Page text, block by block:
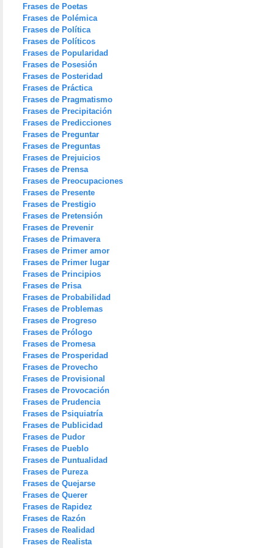
Frases de Poetas
Frases de Polémica
Frases de Política
Frases de Políticos
Frases de Popularidad
Frases de Posesión
Frases de Posteridad
Frases de Práctica
Frases de Pragmatismo
Frases de Precipitación
Frases de Predicciones
Frases de Preguntar
Frases de Preguntas
Frases de Prejuicios
Frases de Prensa
Frases de Preocupaciones
Frases de Presente
Frases de Prestigio
Frases de Pretensión
Frases de Prevenir
Frases de Primavera
Frases de Primer amor
Frases de Primer lugar
Frases de Principios
Frases de Prisa
Frases de Probabilidad
Frases de Problemas
Frases de Progreso
Frases de Prólogo
Frases de Promesa
Frases de Prosperidad
Frases de Provecho
Frases de Provisional
Frases de Provocación
Frases de Prudencia
Frases de Psiquiatría
Frases de Publicidad
Frases de Pudor
Frases de Pueblo
Frases de Puntualidad
Frases de Pureza
Frases de Quejarse
Frases de Querer
Frases de Rapidez
Frases de Razón
Frases de Realidad
Frases de Realista